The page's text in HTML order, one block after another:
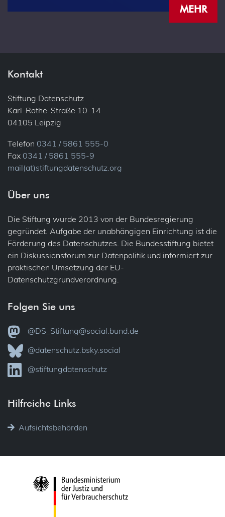
MEHR
Kontakt
Stiftung Datenschutz
Karl-Rothe-Straße 10-14
04105 Leipzig
Telefon 0341 / 5861 555-0
Fax 0341 / 5861 555-9
mail(at)stiftungdatenschutz.org
Über uns
Die Stiftung wurde 2013 von der Bundesregierung
gegründet. Aufgabe der unabhängigen Einrichtung ist die
Förderung des Datenschutzes. Die Bundesstiftung bietet
ein Diskussionsforum zur Datenpolitik und informiert zur
praktischen Umsetzung der EU-
Datenschutzgrundverordnung.
Folgen Sie uns
@DS_Stiftung@social.bund.de
@datenschutz.bsky.social
@stiftungdatenschutz
Hilfreiche Links
Aufsichtsbehörden